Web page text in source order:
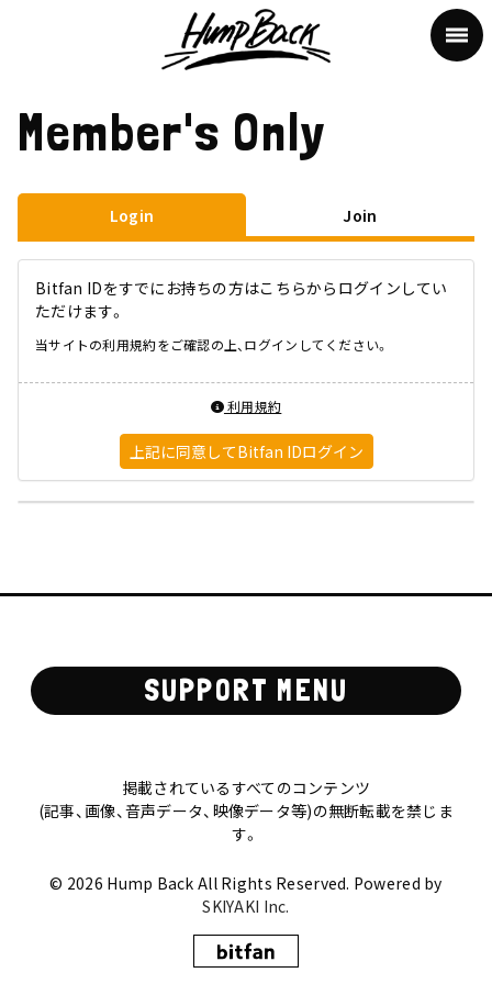
Member's Only
Login Join
Bitfan IDをすでにお持ちの方はこちらからログインしてい
ただけます。
当サイトの利用規約をご確認の上、ログインしてください。
利用規約
上記に同意してBitfan IDログイン
SUPPORT MENU
掲載されているすべてのコンテンツ
(記事、画像、音声データ、映像データ等)の無断転載を禁じま
す。
© 2026 Hump Back All Rights Reserved. Powered by
SKIYAKI Inc.